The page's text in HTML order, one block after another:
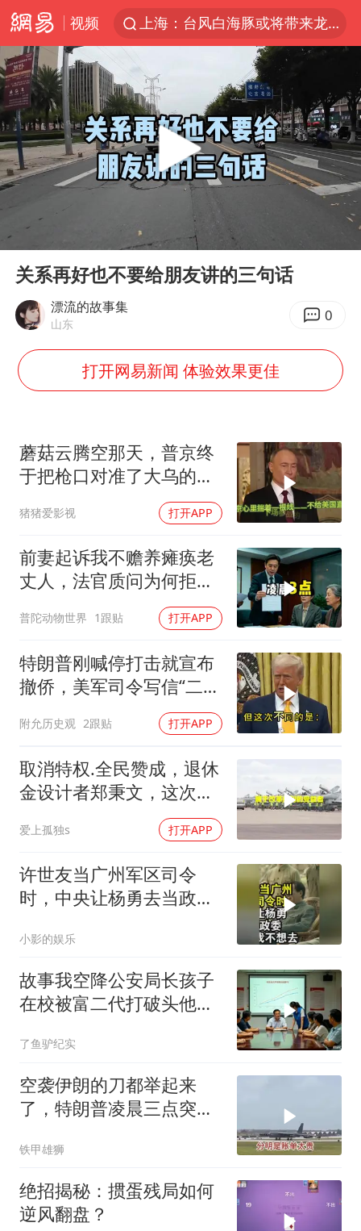
视频
上海：台风白海豚或将带来龙卷风
陈垣宇0-3张禹珍 国乒男单全军覆没
秋天的第一杯奶茶到底有多火
中巨芯：上半年归母净利润1405.77万元
四川宜宾高县4.9级地震致1死
东航：国内客票提前14天免费退改
美股存储板块集体大跌
我国外贸延续良好增长态势
国防部：中国军队坚决反制任何闹海挑衅图谋
U17国足点球大战淘汰河床晋级决赛
夯实基础开新局
Play
关系再好也不要给朋友讲的三句话
漂流的故事集
山东 0
打开网易新闻 体验效果更佳
蘑菇云腾空那天，普京终
于把枪口对准了大乌的军
猪猪爱影视 打开APP
前妻起诉我不赡养瘫痪老
丈人，法官质问为何拒不
普陀动物世界 1跟贴 打开APP
特朗普刚喊停打击就宣布
撤侨，美军司令写信“二选
一”，伊朗这回还会上当
吗？
附允历史观 2跟贴 打开APP
取消特权.全民赞成，退休
金设计者郑秉文，这次站
爱上孤独s 打开APP
许世友当广州军区司令
时，中央让杨勇去当政
小影的娱乐
故事我空降公安局长孩子
在校被富二代打破头他爹
了鱼驴纪实
空袭伊朗的刀都举起来
了，特朗普凌晨三点突然
铁甲雄狮
绝招揭秘：掼蛋残局如何
逆风翻盘？